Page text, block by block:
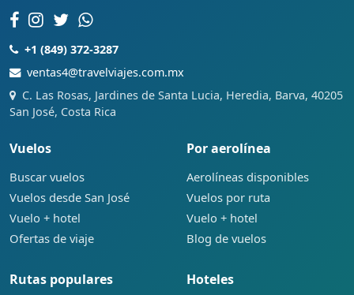
+1 (849) 372-3287
ventas4@travelviajes.com.mx
C. Las Rosas, Jardines de Santa Lucia, Heredia, Barva, 40205
San José, Costa Rica
Vuelos
Buscar vuelos
Vuelos desde San José
Vuelo + hotel
Ofertas de viaje
Por aerolínea
Aerolíneas disponibles
Vuelos por ruta
Vuelo + hotel
Blog de vuelos
Rutas populares Hoteles